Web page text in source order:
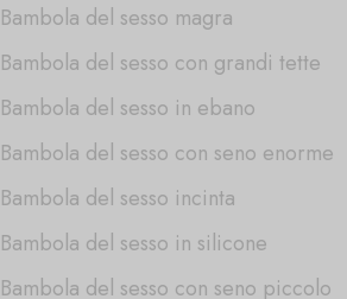
Bambola del sesso magra
Bambola del sesso con grandi tette
Bambola del sesso in ebano
Bambola del sesso con seno enorme
Bambola del sesso incinta
Bambola del sesso in silicone
Bambola del sesso con seno piccolo